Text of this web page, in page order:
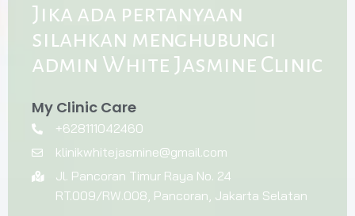
Jika ada pertanyaan
silahkan menghubungi
admin White Jasmine Clinic
My Clinic Care
+628111042460
klinikwhitejasmine@gmail.com
Jl. Pancoran Timur Raya No. 24
RT.009/RW.008, Pancoran, Jakarta Selatan